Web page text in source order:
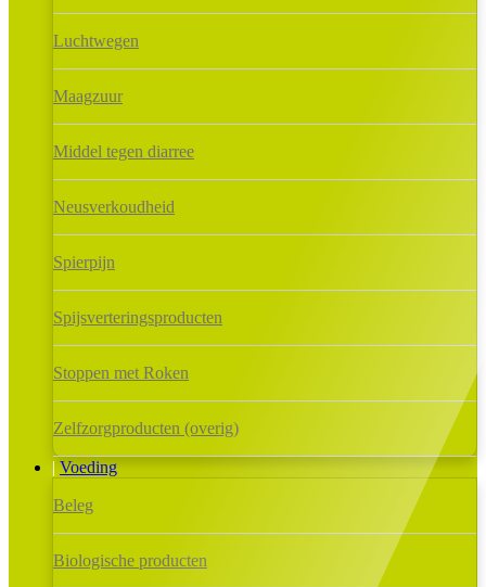
Luchtwegen
Maagzuur
Middel tegen diarree
Neusverkoudheid
Spierpijn
Spijsverteringsproducten
Stoppen met Roken
Zelfzorgproducten (overig)
Voeding
Beleg
Biologische producten